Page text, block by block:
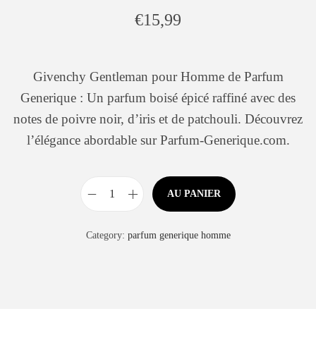
€15,99
Givenchy Gentleman pour Homme de Parfum
Generique : Un parfum boisé épicé raffiné avec des
notes de poivre noir, d’iris et de patchouli. Découvrez
l’élégance abordable sur Parfum-Generique.com.
AU PANIER
Category: parfum generique homme